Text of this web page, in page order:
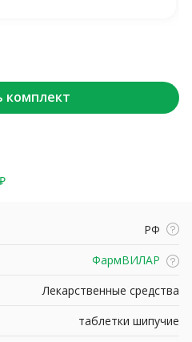
комплект
РФ
ФармВИЛАР
Лекарственные средства
таблетки шипучие